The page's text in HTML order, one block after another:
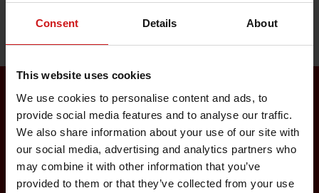
Consent Details About
This website uses cookies
We use cookies to personalise content and ads, to
provide social media features and to analyse our traffic.
We also share information about your use of our site with
our social media, advertising and analytics partners who
may combine it with other information that you’ve
provided to them or that they’ve collected from your use
Tilmeld dig
Billettyper
DAT Erhverv & Business – ny version
DAT Pendler & Privat – ny version
Folkemødet